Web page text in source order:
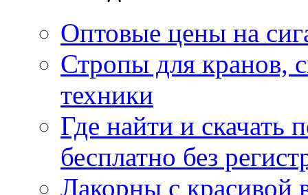
Оптовые цены на
Стропы для кранов,
техники
Где найти и
бесплатно без
Лакорны с красивой